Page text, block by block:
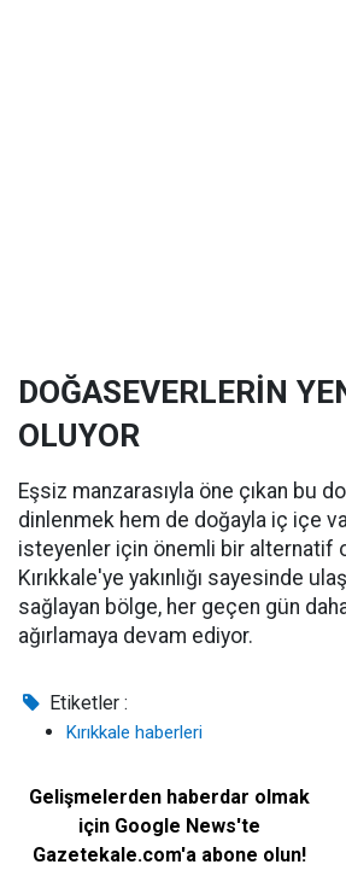
DOĞASEVERLERİN
OLUYOR
Eşsiz manzarasıyla öne çıkan bu
dinlenmek hem de doğayla iç içe
isteyenler için önemli bir alternatif
Kırıkkale'ye yakınlığı sayesinde
sağlayan bölge, her geçen gün
ağırlamaya devam ediyor.
Etiketler :
Kırıkkale haberleri
Gelişmelerden haberdar olmak
için Google News'te
Gazetekale.com'a abone olun!